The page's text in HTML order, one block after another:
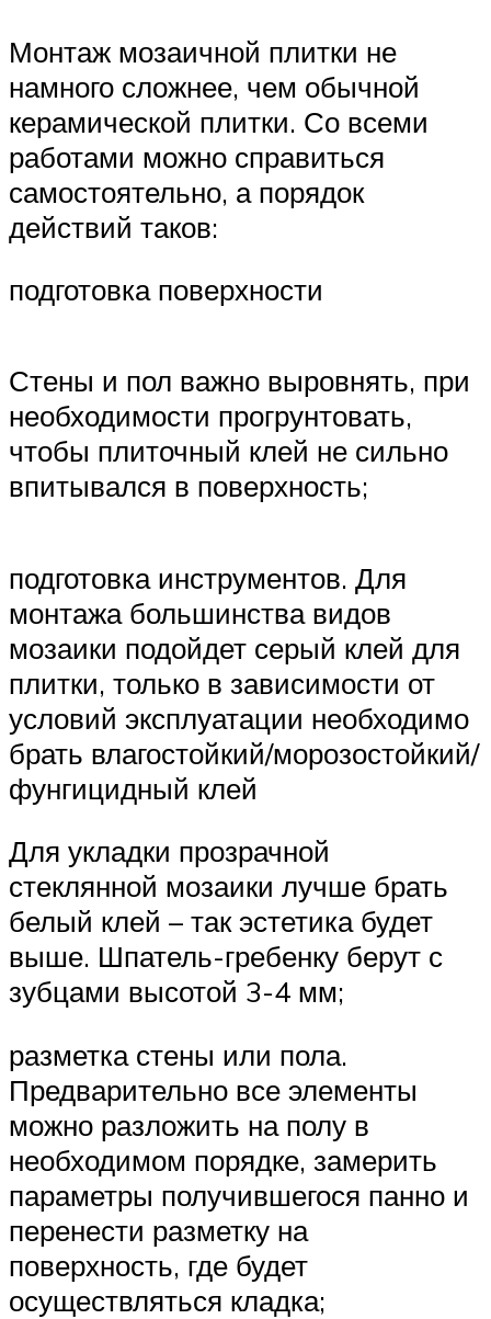
Монтаж мозаичной плитки не
намного сложнее, чем обычной
керамической плитки. Со всеми
работами можно справиться
самостоятельно, а порядок
действий таков:
подготовка поверхности
Стены и пол важно выровнять, при
необходимости прогрунтовать,
чтобы плиточный клей не сильно
впитывался в поверхность;
подготовка инструментов. Для
монтажа большинства видов
мозаики подойдет серый клей для
плитки, только в зависимости от
условий эксплуатации необходимо
брать влагостойкий/морозостойкий/
фунгицидный клей
Для укладки прозрачной
стеклянной мозаики лучше брать
белый клей – так эстетика будет
выше. Шпатель-гребенку берут с
зубцами высотой 3-4 мм;
разметка стены или пола.
Предварительно все элементы
можно разложить на полу в
необходимом порядке, замерить
параметры получившегося панно и
перенести разметку на
поверхность, где будет
осуществляться кладка;